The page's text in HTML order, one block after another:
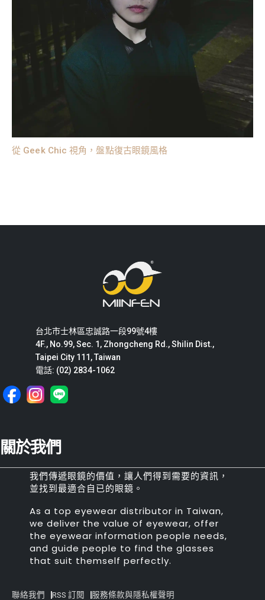
從 Geek Chic 視角，盤點復古眼鏡風格
台北市士林區忠誠路一段99號4樓
4F., No.99, Sec. 1, Zhongcheng Rd., Shilin Dist.,
Taipei City 111, Taiwan
電話: (02) 2834-1062
關於我們
我們傳遞眼鏡的價值，讓人們得到需要的資訊，
並找到最適合自已的眼鏡。
As a top eyewear distributor in Taiwan,
we deliver the value of eyewear, offer
the eyewear information people needs,
and guide people to find the glasses
that suit themself perfectly.
聯絡我們 RSS 訂閱 服務條款與隱私權聲明